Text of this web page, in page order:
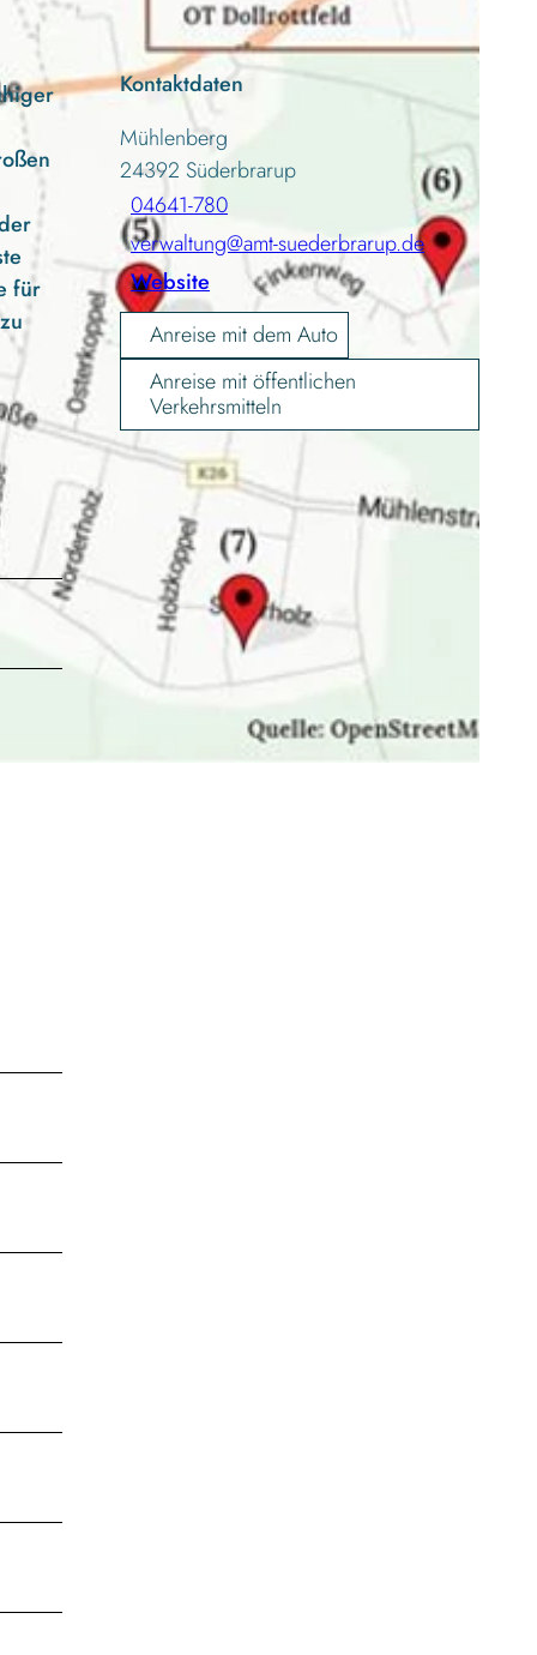
für
Kontaktdaten
Mühlenberg
24392 Süderbrarup
04641-780
verwaltung@amt-suederbrarup.de
Website
Anreise mit dem Auto
Anreise mit öffentlichen
Verkehrsmitteln